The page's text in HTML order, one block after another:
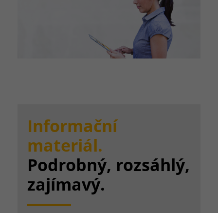
Informační
materiál.
Podrobný, rozsáhlý,
zajímavý.